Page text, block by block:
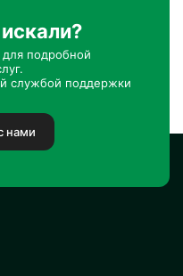
подробной
службой поддержки
нами